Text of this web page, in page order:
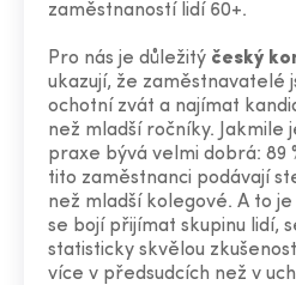
zaměstnaností lidí 60+.
Pro nás je důležitý český
ukazují, že zaměstnavatelé
ochotní zvát a najímat
než mladší ročníky. Jakmile
praxe bývá velmi dobrá: 89
tito zaměstnanci podávají
než mladší kolegové. A to je
se bojí přijímat skupinu lidí,
statisticky skvělou
více v předsudcích než v